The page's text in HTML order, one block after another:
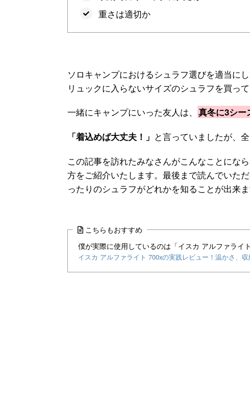
重さは適切か
ソロキャンプにおけるシュラフ選びを適当に
リュックに入らないサイズのシュラフを買っ
一緒にキャンプにいった友人は、
真冬に3シー
「着込めば大丈夫！」 と言っていましたが、
この記事を訪れたみなさんがこんなことにな
方をご紹介いたします。最後まで読んでいた
ったりのシュラフがどれかを知ることが出来ま
こちらもおすすめ
僕が実際に使用しているのは「イスカ アルファライ
イスカ アルファライト 700xの実践レビュー！温かさ、収